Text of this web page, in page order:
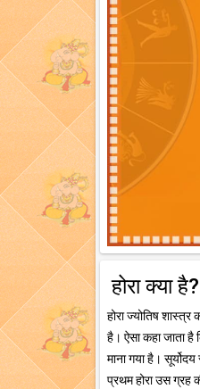
होरा क्या है?
होरा ज्योतिष
है। ऐसा कहा जाता है
माना गया है।
प्रथम होरा उस ग्रह